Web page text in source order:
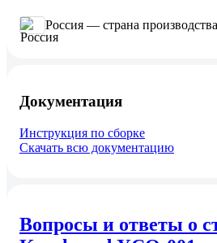
Россия — страна производства
Документация
Инструкция по сборке
Скачать всю документацию
Вопросы и ответы о